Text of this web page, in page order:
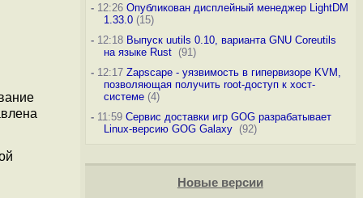
-12:26 Опубликован дисплейный менеджер LightDM
1.33.0(15)
-12:18 Выпуск uutils 0.10, варианта GNU Coreutils
на языке Rust (91)
-12:17 Zapscape - уязвимость в гипервизоре KVM,
позволяющая получить root-доступ к хост-
системе(4)
-11:59 Сервис доставки игр GOG разрабатывает
Linux-версию GOG Galaxy (92)
Новые версии